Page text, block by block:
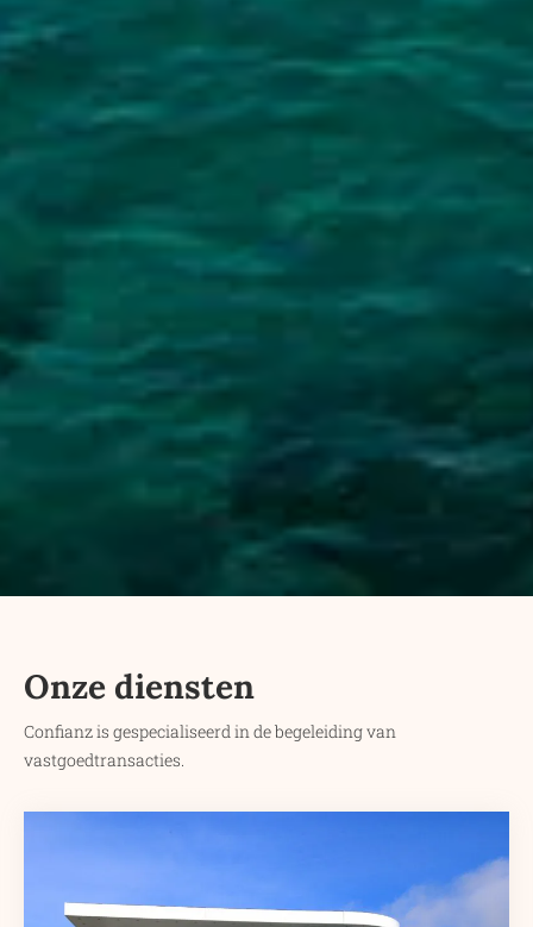
Onze diensten
Confianz is gespecialiseerd in de begeleiding van
vastgoedtransacties.